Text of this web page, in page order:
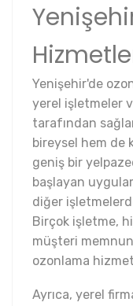
Yenişehir'de
yerel işletmeler
tarafından
bireysel hem de
geniş bir
başlayan
diğer
Birçok işletme,
müşteri
ozonlama
Ayrıca, yerel